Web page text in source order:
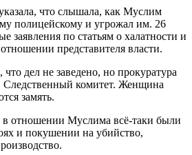
что слышала, как Муслим
полицейскому и угрожал им. 26
заявления по статьям о халатности и
представителя власти.
дел не заведено, но прокуратура
Следственный комитет. Женщина
замять.
отношении Муслима всё-таки были
и покушении на убийство,